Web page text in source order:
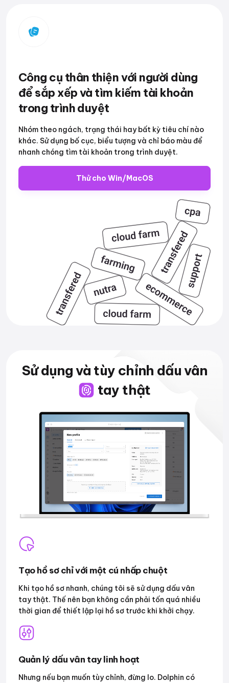
Công cụ thân thiện với người dùng
để sắp xếp và tìm kiếm tài khoản
trong trình duyệt
Nhóm theo ngách, trạng thái hay bất kỳ tiêu chí nào
khác. Sử dụng bố cục, biểu tượng và chỉ báo màu để
nhanh chóng tìm tài khoản trong trình duyệt.
Thử cho Win/MacOS
Sử dụng và tùy chỉnh dấu vân
tay thật
Tạo hồ sơ chỉ với một cú nhấp chuột
Khi tạo hồ sơ nhanh, chúng tôi sẽ sử dụng dấu vân
tay thật. Thế nên bạn không cần phải tốn quá nhiều
thời gian để thiết lập lại hồ sơ trước khi khởi chạy.
Quản lý dấu vân tay linh hoạt
Nhưng nếu bạn muốn tùy chỉnh, đừng lo. Dolphin có